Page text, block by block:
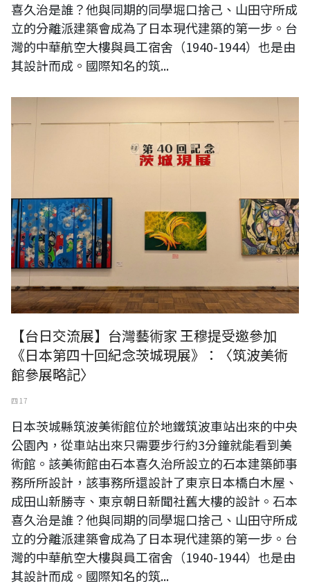
喜久治是誰？他與同期的同學堀口捨己、山田守所成
立的分離派建築會成為了日本現代建築的第一步。台
灣的中華航空大樓與員工宿舍（1940-1944）也是由
其設計而成。國際知名的筑...
【台日交流展】台灣藝術家 王穆提受邀參加
《日本第四十回紀念茨城現展》：〈筑波美術
館參展略記〉
四 17
日本茨城縣筑波美術館位於地鐵筑波車站出來的中央
公園內，從車站出來只需要步行約3分鐘就能看到美
術館。該美術館由石本喜久治所設立的石本建築師事
務所所設計，該事務所還設計了東京日本橋白木屋、
成田山新勝寺、東京朝日新聞社舊大樓的設計。石本
喜久治是誰？他與同期的同學堀口捨己、山田守所成
立的分離派建築會成為了日本現代建築的第一步。台
灣的中華航空大樓與員工宿舍（1940-1944）也是由
其設計而成。國際知名的筑...